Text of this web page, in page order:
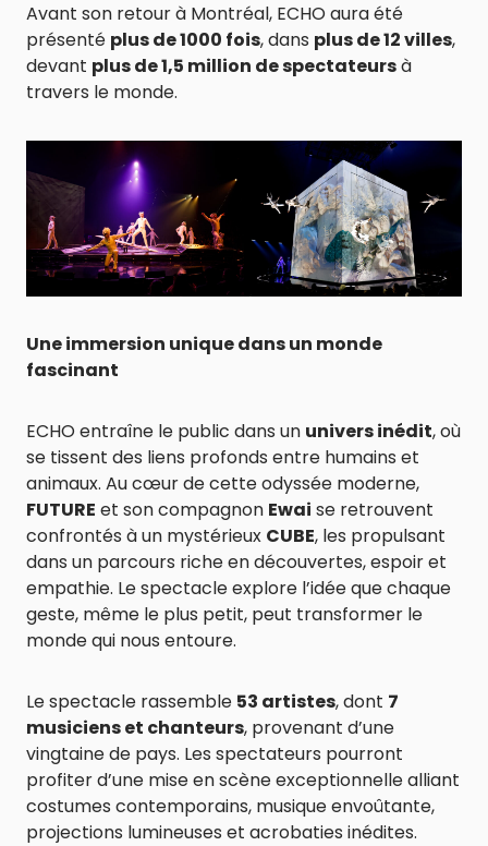
Avant son retour à Montréal, ECHO aura été
présenté plus de 1000 fois, dans plus de 12 villes,
devant plus de 1,5 million de spectateursà
travers le monde.
Une immersion unique dans un monde
fascinant
ECHO entraîne le public dans un univers inédit, où
se tissent des liens profonds entre humains et
animaux. Au cœur de cette odyssée moderne,
FUTURE et son compagnon Ewai se retrouvent
confrontés à un mystérieux CUBE, les propulsant
dans un parcours riche en découvertes, espoir et
empathie. Le spectacle explore l’idée que chaque
geste, même le plus petit, peut transformer le
monde qui nous entoure.
Le spectacle rassemble 53 artistes, dont 7
musiciens et chanteurs, provenant d’une
vingtaine de pays. Les spectateurs pourront
profiter d’une mise en scène exceptionnelle alliant
costumes contemporains, musique envoûtante,
projections lumineuses et acrobaties inédites.